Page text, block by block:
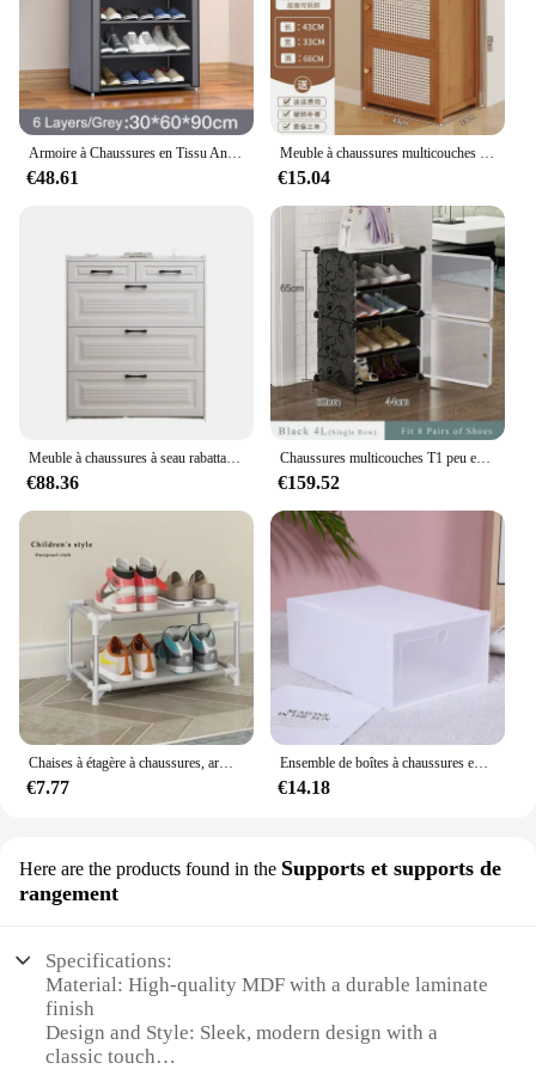
€48.61 €15.04
€88.36
Chaussures multicouches T1 peu encombrantes, bottes, chaussures de Cisco
€159.52
€7.77
Ensemble de boîtes à chaussures en plastique pliables, étagère de rangement pour chaussures, armoires à chaussures, blanc, clair, évalué T1, nouveau
€14.18
Here are the products found in the Supports et supports de
rangement
Specifications:
Material: High-quality MDF with a durable laminate
finish
Design and Style: Sleek, modern design with a
classic touch